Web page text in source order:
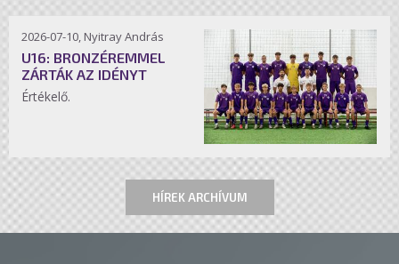
2026-07-10, Nyitray András
U16: BRONZÉREMMEL
ZÁRTÁK AZ IDÉNYT
Értékelő.
HÍREK ARCHÍVUM